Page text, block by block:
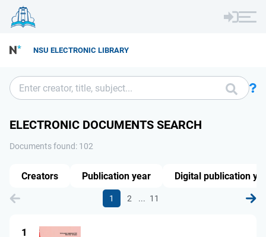
NSU ELECTRONIC LIBRARY
ELECTRONIC DOCUMENTS SEARCH
Documents found: 102
1 2 ... 11
1
Creators Publication year Digital publication